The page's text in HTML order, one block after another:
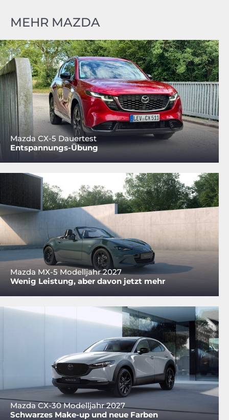
MEHR MAZDA
Mazda CX-5 Dauertest
Entspannungs-Übung
Mazda MX-5 Modelljahr 2027
Wenig Leistung, aber davon jetzt mehr
Mazda CX-30 Modelljahr 2027
Schwarzes Make-up und neue Farben